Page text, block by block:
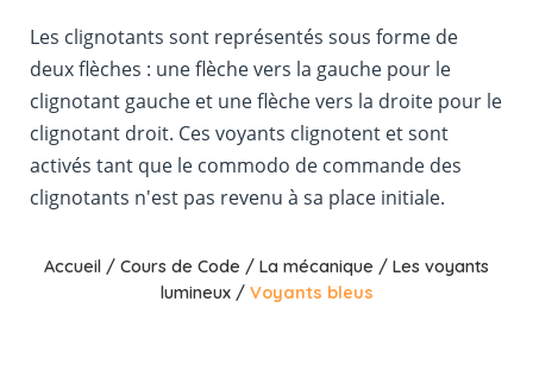
Les clignotants sont représentés sous forme de
deux flèches : une flèche vers la gauche pour le
clignotant gauche et une flèche vers la droite pour le
clignotant droit. Ces voyants clignotent et sont
activés tant que le commodo de commande des
clignotants n'est pas revenu à sa place initiale.
Accueil / Cours de Code / La mécanique / Les voyants
lumineux/ Voyants bleus